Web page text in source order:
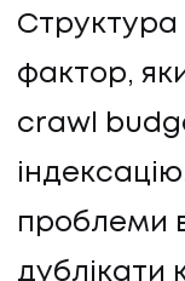
фактор,
crawl
проблеми
дублікати